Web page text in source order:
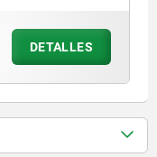
DETALLES